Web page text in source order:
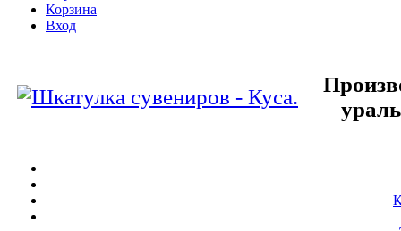
Корзина
Вход